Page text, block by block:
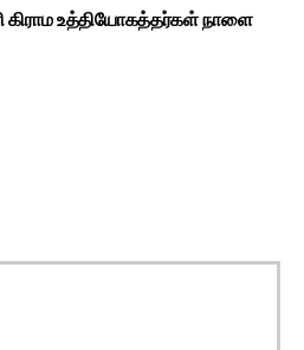
உத்தியோகத்தர்கள் நாளை